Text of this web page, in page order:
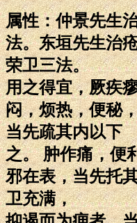
属性：仲景先生
法。东垣先生治
荣卫三法。
用之得宜，厥疾
闷，烦热，便秘
当先疏其内以下
之。 肿作痛，便
邪在表，当先托
卫充满，